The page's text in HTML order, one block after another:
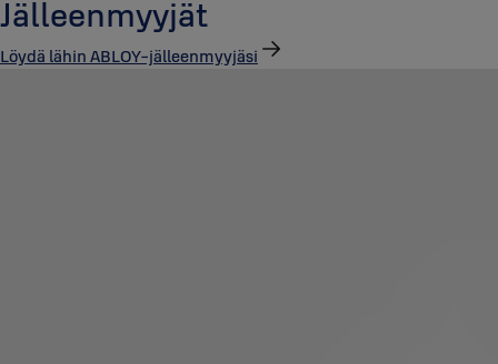
Jälleenmyyjät
Löydä lähin ABLOY-jälleenmyyjäsi